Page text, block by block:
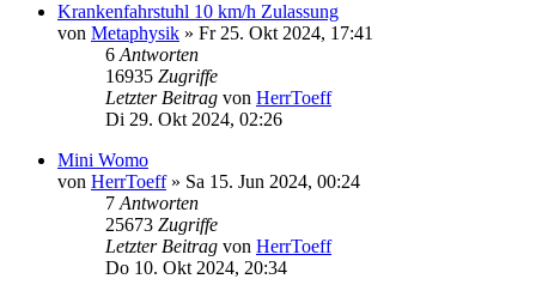
Krankenfahrstuhl 10 km/h Zulassung
von Metaphysik » Fr 25. Okt 2024, 17:41
6Antworten
16935 Zugriffe
Letzter Beitrag von HerrToeff
Di 29. Okt 2024, 02:26
Mini Womo
von HerrToeff» Sa 15. Jun 2024, 00:24
7Antworten
25673 Zugriffe
Letzter Beitrag von HerrToeff
Do 10. Okt 2024, 20:34